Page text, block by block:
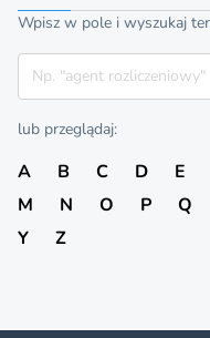
Wpisz w pole i wyszukaj
Szukaj
lub przeglądaj:
A B C D E
M
N O P Q
Y
Z